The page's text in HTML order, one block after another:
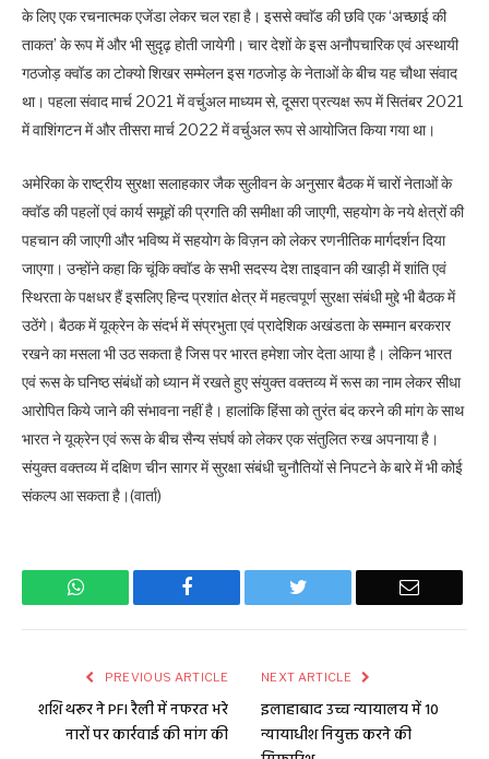
के लिए एक रचनात्मक एजेंडा लेकर चल रहा है। इससे क्वाॅड की छवि एक ‘अच्छाई की
ताकत’ के रूप में और भी सुदृढ़ होती जायेगी। चार देशों के इस अनौपचारिक एवं अस्थायी
गठजोड़ क्वॉड का टोक्यो शिखर सम्मेलन इस गठजोड़ के नेताओं के बीच यह चौथा संवाद
था। पहला संवाद मार्च 2021 में वर्चुअल माध्यम से, दूसरा प्रत्यक्ष रूप में सितंबर 2021
में वाशिंगटन में और तीसरा मार्च 2022 में वर्चुअल रूप से आयोजित किया गया था।
अमेरिका के राष्ट्रीय सुरक्षा सलाहकार जैक सुलीवन के अनुसार बैठक में चारों नेताओं के
क्वॉड की पहलों एवं कार्य समूहों की प्रगति की समीक्षा की जाएगी, सहयोग के नये क्षेत्रों की
पहचान की जाएगी और भविष्य में सहयोग के विज़न को लेकर रणनीतिक मार्गदर्शन दिया
जाएगा। उन्होंने कहा कि चूंकि क्वॉड के सभी सदस्य देश ताइवान की खाड़ी में शांति एवं
स्थिरता के पक्षधर हैं इसलिए हिन्द प्रशांत क्षेत्र में महत्वपूर्ण सुरक्षा संबंधी मुद्दे भी बैठक में
उठेंगे। बैठक में यूक्रेन के संदर्भ में संप्रभुता एवं प्रादेशिक अखंडता के सम्मान बरकरार
रखने का मसला भी उठ सकता है जिस पर भारत हमेशा जोर देता आया है। लेकिन भारत
एवं रूस के घनिष्ठ संबंधों को ध्यान में रखते हुए संयुक्त वक्तव्य में रूस का नाम लेकर सीधा
आरोपित किये जाने की संभावना नहीं है। हालांकि हिंसा काे तुरंत बंद करने की मांग के साथ
भारत ने यूक्रेन एवं रूस के बीच सैन्य संघर्ष को लेकर एक संतुलित रुख अपनाया है।
संयुक्त वक्तव्य में दक्षिण चीन सागर में सुरक्षा संबंधी चुनौतियों से निपटने के बारे में भी कोई
संकल्प आ सकता है।(वार्ता)
WhatsApp Facebook Twitter Email
PREVIOUS ARTICLE
शशि थरूर ने PFI रैली में नफरत भरे
नारों पर कार्रवाई की मांग की
NEXT ARTICLE
इलाहाबाद उच्च न्यायालय में 10
न्यायाधीश नियुक्त करने की